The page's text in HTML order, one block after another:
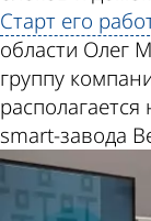
Старт его
области Олег
группу
smart-завода